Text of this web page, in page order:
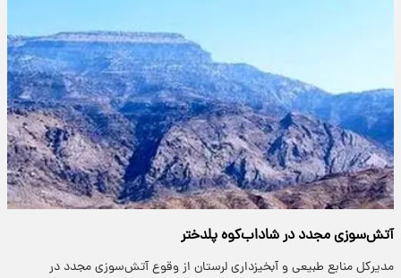
آتش‌سوزی مجدد در شاداب‌کوه پلدختر
مدیرکل منابع طبیعی و آبخیزداری لرستان از وقوع آتش‌سوزی مجدد در